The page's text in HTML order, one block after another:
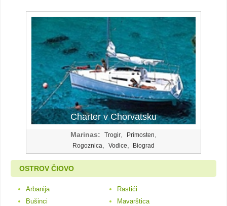
Charter v Chorvatsku
Marinas: Trogir, Primosten,
Rogoznica, Vodice, Biograd
OSTROV ČIOVO
Arbanija
Rastići
Bušinci
Mavarštica